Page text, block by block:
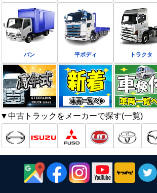
バン 平ボディ トラクタ
▼中古トラックをメーカーで探す(一覧)